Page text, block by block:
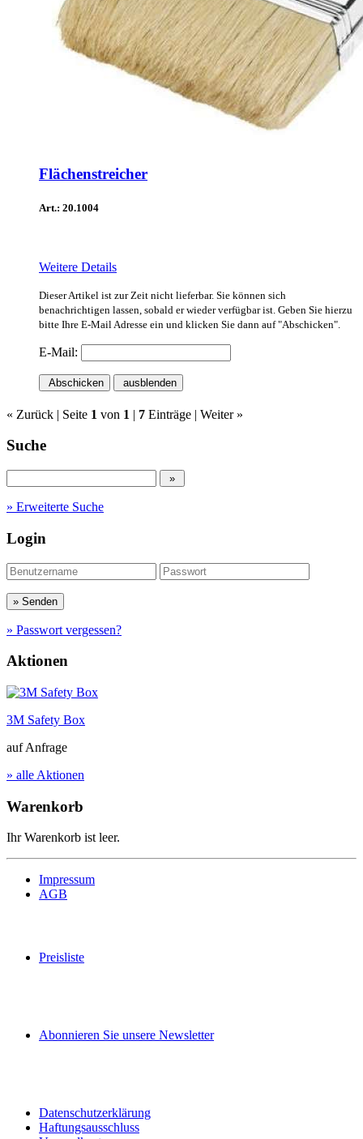
Flächenstreicher
Art.: 20.1004
Weitere Details
Dieser Artikel ist zur Zeit nicht lieferbar. Sie können sich
benachrichtigen lassen, sobald er wieder verfügbar ist. Geben Sie hierzu
bitte Ihre E-Mail Adresse ein und klicken Sie dann auf "Abschicken".
E-Mail:
Abschicken ausblenden
« Zurück | Seite 1 von 1 | 7 Einträge | Weiter »
Suche
» Erweiterte Suche
Login
» Passwort vergessen?
Aktionen
3M Safety Box
auf Anfrage
» alle Aktionen
Warenkorb
Ihr Warenkorb ist leer.
Impressum
AGB
Preisliste
Abonnieren Sie unsere Newsletter
Datenschutzerklärung
Haftungsausschluss